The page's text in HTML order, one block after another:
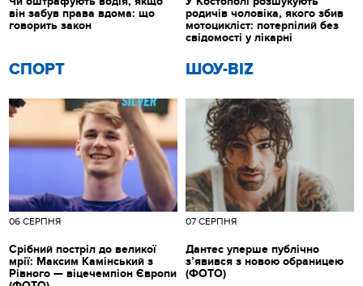
СПОРТ
06 СЕРПНЯ
Срібний постріл до великої
мрії: Максим Камінський з
Рівного — віцечемпіон Європи
ШОУ-BIZ
07 СЕРПНЯ
Дантес уперше публічно
з’явився з новою обраницею
(ФОТО)
він забув права вдома: що
говорить закон
родичів чоловіка, якого збив
мотоцикліст: потерпілий без
свідомості у лікарні